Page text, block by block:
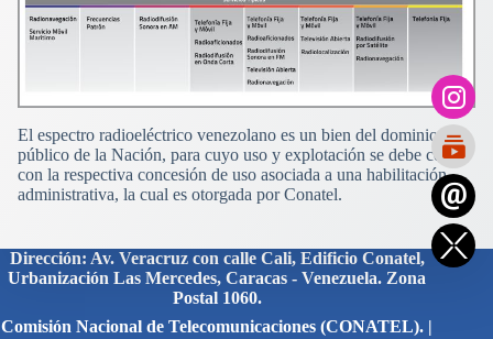
El espectro radioeléctrico venezolano es un bien del dominio
público de la Nación, para cuyo uso y explotación se debe contar
con la respectiva concesión de uso asociada a una habilitación
administrativa, la cual es otorgada por Conatel.
Dirección: Av. Veracruz con calle Cali, Edificio Conatel,
Urbanización Las Mercedes, Caracas - Venezuela. Zona
Postal 1060.
Comisión Nacional de Telecomunicaciones (CONATEL). |